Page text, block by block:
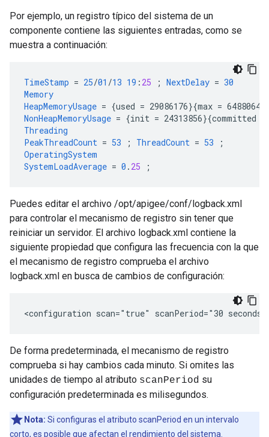
Por ejemplo, un registro típico del sistema de un
componente contiene las siguientes entradas, como se
muestra a continuación:
TimeStamp = 25/01 /13 19 : 25 ; NextDelay = 30
Memory
HeapMemoryUsage = {used = 29086176}{max = 64880640
NonHeapMemoryUsage = {init = 24313856}{committed
Threading
PeakThreadCount = 53 ; ThreadCount = 53
;
OperatingSystem
SystemLoadAverage = 0 . 25 ;
Puedes editar el archivo /opt/apigee/conf/logback.xml
para controlar el mecanismo de registro sin tener que
reiniciar un servidor. El archivo logback.xml contiene la
siguiente propiedad que configura las frecuencia con la que
el mecanismo de registro comprueba el archivo
logback.xml en busca de cambios de configuración:
<configuration scan="true" scanPeriod="30
De forma predeterminada, el mecanismo de registro
comprueba si hay cambios cada minuto. Si omites las
unidades de tiempo al atributo scanPeriod su
configuración predeterminada es milisegundos.
Nota: Si configuras el atributo scanPeriod en un intervalo
corto, es posible que afectan el rendimiento del sistema.